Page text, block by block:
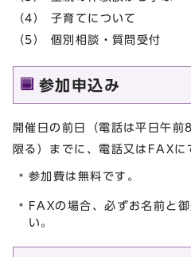
（4） 子育てについて
（5） 個別相談・質問受付
参加申込み
開催日の前日（電話は平日午
限る）までに、電話又はFAXに
参加費は無料です。
FAXの場合、必ずお名前と
い。